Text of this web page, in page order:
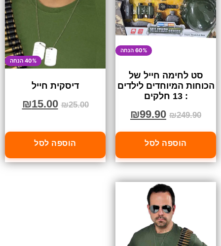
60% הנחה
סט לחימה חייל של
הכוחות המיוחדים לילדים
: 13 חלקים
₪249.90
₪99.90
הוספה לסל
40% הנחה
דיסקית חייל
₪25.00
₪15.00
הוספה לסל